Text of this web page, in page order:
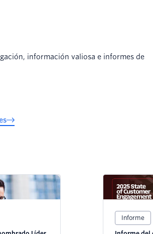
información valiosa e informes de
Informe